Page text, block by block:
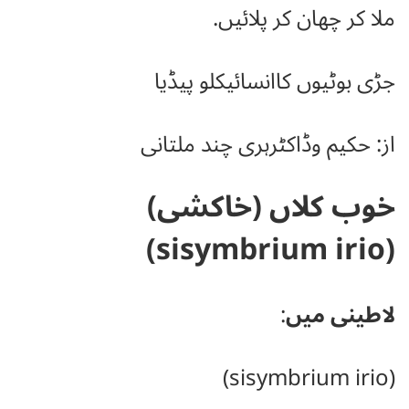
ملا کر چھان کر پلائیں.
جڑی بوٹیوں کاانسائیکلو پیڈیا
از: حکیم وڈاکٹرہری چند ملتانی
خوب کلاں (خاکشی)
(sisymbrium irio)
لاطینی میں:
(sisymbrium irio)